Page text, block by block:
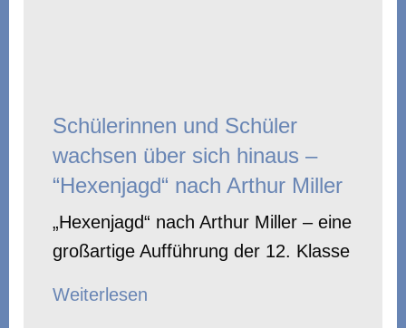
Schülerinnen und Schüler
wachsen über sich hinaus –
“Hexenjagd“ nach Arthur Miller
„Hexenjagd“ nach Arthur Miller – eine
großartige Aufführung der 12. Klasse
Weiterlesen